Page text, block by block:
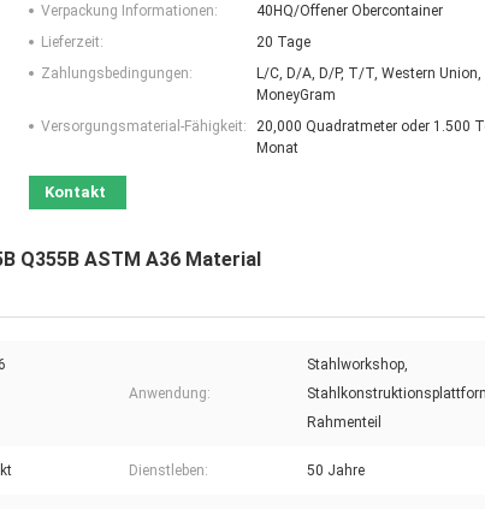
Verpackung Informationen:
40HQ/Offener Obercontainer
Lieferzeit:
20 Tage
Zahlungsbedingungen:
L/C, D/A, D/P, T/T, Western Union,
MoneyGram
Versorgungsmaterial-Fähigkeit:
20,000 Quadratmeter oder 1.500
Monat
Kontakt
Q355B ASTM A36 Material
Anwendung:
Stahlworkshop,
Rahmenteil
Dienstleben: 50 Jahre